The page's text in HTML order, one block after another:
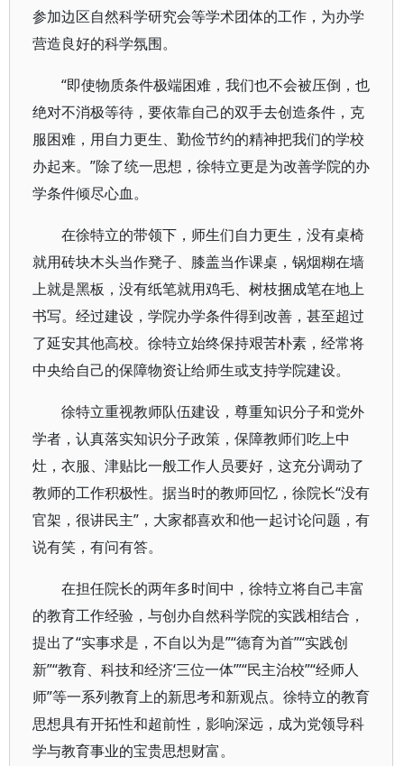
参加边区自然科学研究会等学术团体的工作，为办学
营造良好的科学氛围。
“即使物质条件极端困难，我们也不会被压倒，也
绝对不消极等待，要依靠自己的双手去创造条件，克
服困难，用自力更生、勤俭节约的精神把我们的学校
办起来。”除了统一思想，徐特立更是为改善学院的办
学条件倾尽心血。
在徐特立的带领下，师生们自力更生，没有桌椅
就用砖块木头当作凳子、膝盖当作课桌，锅烟糊在墙
上就是黑板，没有纸笔就用鸡毛、树枝捆成笔在地上
书写。经过建设，学院办学条件得到改善，甚至超过
了延安其他高校。徐特立始终保持艰苦朴素，经常将
中央给自己的保障物资让给师生或支持学院建设。
徐特立重视教师队伍建设，尊重知识分子和党外
学者，认真落实知识分子政策，保障教师们吃上中
灶，衣服、津贴比一般工作人员要好，这充分调动了
教师的工作积极性。据当时的教师回忆，徐院长“没有
官架，很讲民主”，大家都喜欢和他一起讨论问题，有
说有笑，有问有答。
在担任院长的两年多时间中，徐特立将自己丰富
的教育工作经验，与创办自然科学院的实践相结合，
提出了“实事求是，不自以为是”“德育为首”“实践创
新”“教育、科技和经济‘三位一体’”“民主治校”“经师人
师”等一系列教育上的新思考和新观点。徐特立的教育
思想具有开拓性和超前性，影响深远，成为党领导科
学与教育事业的宝贵思想财富。